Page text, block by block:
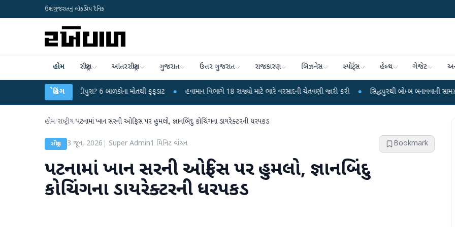
ઉત્તર ગુજરાતનું લોકપ્રિય દૈનિક
હોમ રાષ્ટ્રીય આંતરરાષ્ટ્રીય ગુજરાત ઉત્તર ગુજરાત રાજકારણ બિઝનેસ સ્પોર્ટ્સ હેલ્થ ગેજેટ
બ્રેકિંગ
કે ચાંદીપુરા? 6 બાળકોના મોતથી ફફડાટ ● હવામાન વિભાગે 18 રાજ્યો માટે ભારે વરસાદની ચેતવણી જારી કરી ● સિદ્ધપુરથી બોમ્બ બનાવવાની સામગ્રી સાથે જૈશના
હોમ/રાષ્ટ્રીય/પટનામાં ખાન સરની ઓફિસ પર હુમલો, જ્ઞાનબિંદુ કોચિંગના ડાયરેક્ટરની ધરપકડ
રાષ્ટ્રીય 3 જૂન, 2026 Super Admin1 મિનિટ વાંચન Bookmark
પટનામાં ખાન સરની ઓફિસ પર હુમલો, જ્ઞાનબિંદુ
કોચિંગના ડાયરેક્ટરની ધરપકડ